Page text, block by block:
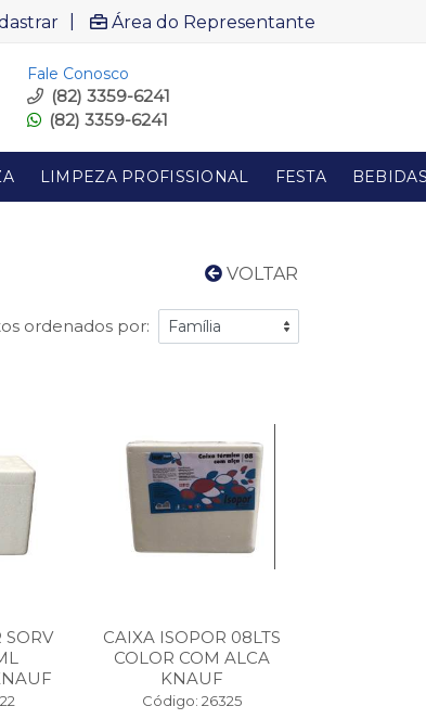
Área do Representante
Fale Conosco
(82) 3359-6241
(82) 3359-6241
LIMPEZA PROFISSIONAL FESTA
VOLTAR
ordenados por:
SORV
CAIXA ISOPOR 08LTS
COLOR COM ALCA
KNAUF
Código: 26325